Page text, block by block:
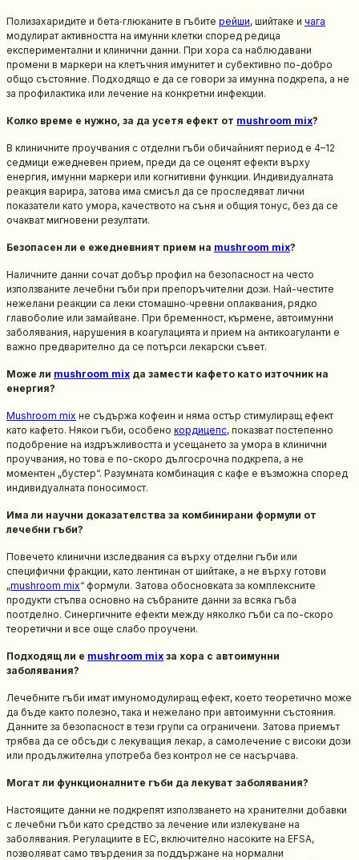
Полизахаридите и бета‑глюканите в гъбите рейши, шийтаке и чага
модулират активността на имунни клетки според редица
експериментални и клинични данни. При хора са наблюдавани
промени в маркери на клетъчния имунитет и субективно по-добро
общо състояние. Подходящо е да се говори за имунна подкрепа, а не
за профилактика или лечение на конкретни инфекции.
Колко време е нужно, за да усетя ефект от mushroom mix?
В клиничните проучвания с отделни гъби обичайният период е 4–12
седмици ежедневен прием, преди да се оценят ефекти върху
енергия, имунни маркери или когнитивни функции. Индивидуалната
реакция варира, затова има смисъл да се проследяват лични
показатели като умора, качеството на съня и общия тонус, без да се
очакват мигновени резултати.
Безопасен ли е ежедневният прием на mushroom mix?
Наличните данни сочат добър профил на безопасност на често
използваните лечебни гъби при препоръчителни дози. Най-честите
нежелани реакции са леки стомашно‑чревни оплаквания, рядко
главоболие или замайване. При бременност, кърмене, автоимунни
заболявания, нарушения в коагулацията и прием на антикоагуланти е
важно предварително да се потърси лекарски съвет.
Може ли mushroom mix да замести кафето като източник на
енергия?
Mushroom mix не съдържа кофеин и няма остър стимулиращ ефект
като кафето. Някои гъби, особено кордицепс, показват постепенно
подобрение на издръжливостта и усещането за умора в клинични
проучвания, но това е по-скоро дългосрочна подкрепа, а не
моментен „бустер“. Разумната комбинация с кафе е възможна според
индивидуалната поносимост.
Има ли научни доказателства за комбинирани формули от
лечебни гъби?
Повечето клинични изследвания са върху отделни гъби или
специфични фракции, като лентинан от шийтаке, а не върху готови
„mushroom mix“ формули. Затова обосновката за комплексните
продукти стъпва основно на събраните данни за всяка гъба
поотделно. Синергичните ефекти между няколко гъби са по-скоро
теоретични и все още слабо проучени.
Подходящ ли е mushroom mix за хора с автоимунни
заболявания?
Лечебните гъби имат имуномодулиращ ефект, което теоретично може
да бъде както полезно, така и нежелано при автоимунни състояния.
Данните за безопасност в тези групи са ограничени. Затова приемът
трябва да се обсъди с лекуващия лекар, а самолечение с високи дози
или продължителна употреба без контрол не се насърчава.
Могат ли функционалните гъби да лекуват заболявания?
Настоящите данни не подкрепят използването на хранителни добавки
с лечебни гъби като средство за лечение или излекуване на
заболявания. Регулациите в ЕС, включително насоките на EFSA,
позволяват само твърдения за поддържане на нормални